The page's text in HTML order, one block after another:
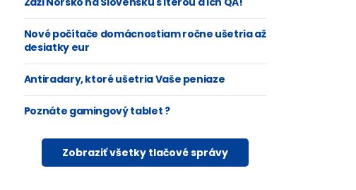
Nové počítače domácnostiam ročne ušetria až
desiatky eur
Antiradary, ktoré ušetria Vaše peniaze
Poznáte gamingový tablet ?
Zobraziť všetky tlačové správy